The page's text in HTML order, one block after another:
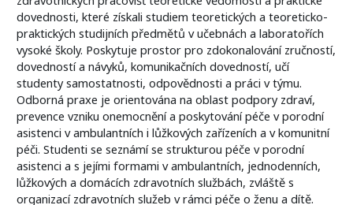
dovednosti, které získali studiem teoretických a teoreticko-
praktických studijních předmětů v učebnách a laboratořích
vysoké školy. Poskytuje prostor pro zdokonalování zručností,
dovedností a návyků, komunikačních dovedností, učí
studenty samostatnosti, odpovědnosti a práci v týmu.
Odborná praxe je orientována na oblast podpory zdraví,
prevence vzniku onemocnění a poskytování péče v porodní
asistenci v ambulantních i lůžkových zařízeních a v komunitní
péči. Studenti se seznámí se strukturou péče v porodní
asistenci a s jejími formami v ambulantních, jednodenních,
lůžkových a domácích zdravotních službách, zvláště s
organizací zdravotních služeb v rámci péče o ženu a dítě.